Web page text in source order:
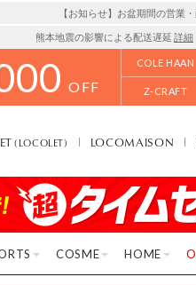
【お知らせ】お盆期間の営業
熊本地震の影響による配送遅延 詳細
OFF
COLE HAAN
Z-CRAFT
(LOCOLET) LOCOMAISON
COSME HOME